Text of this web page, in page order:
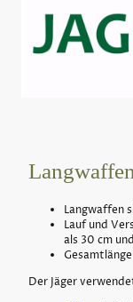
Langwaffen
Langwaffen
Lauf und
als 30 cm
Der Jäger